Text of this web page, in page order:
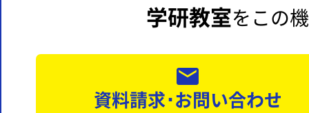
学研教室をこの
資料請求･お問い合わせ